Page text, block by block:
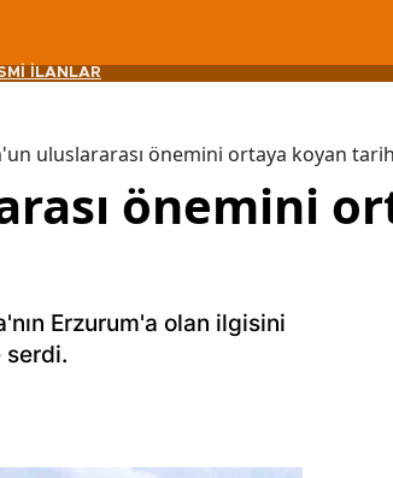
İLANLAR
uluslararası önemini ortaya koyan
önemini
Erzurum'a olan ilgisini
serdi.